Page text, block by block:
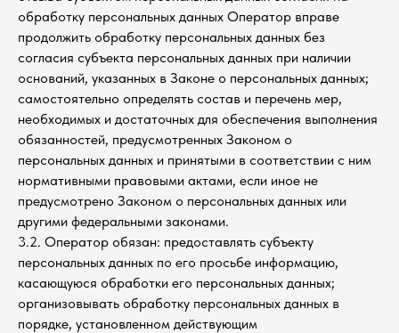
обработку персональных данных Оператор вправе
продолжить обработку персональных данных без
согласия субъекта персональных данных при наличии
оснований, указанных в Законе о персональных данных;
самостоятельно определять состав и перечень мер,
необходимых и достаточных для обеспечения выполнения
обязанностей, предусмотренных Законом о
персональных данных и принятыми в соответствии с ним
нормативными правовыми актами, если иное не
предусмотрено Законом о персональных данных или
другими федеральными законами.
3.2. Оператор обязан: предоставлять субъекту
персональных данных по его просьбе информацию,
касающуюся обработки его персональных данных;
организовывать обработку персональных данных в
порядке, установленном действующим